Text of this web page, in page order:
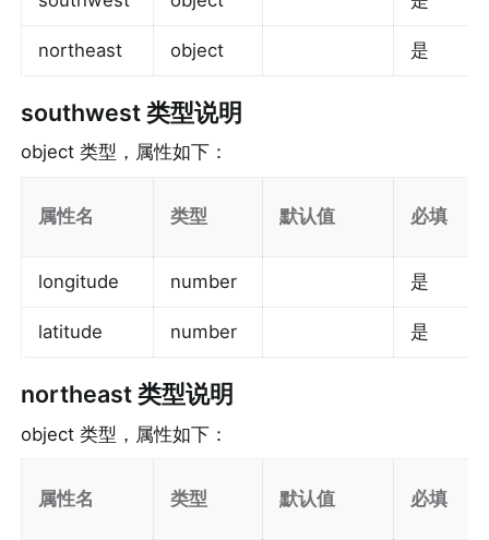
northeast object 是
southwest 类型说明
object 类型，属性如下：
属性名 类型 默认值 必填
longitude number 是
latitude number 是
northeast 类型说明
object 类型，属性如下：
属性名 类型 默认值 必填